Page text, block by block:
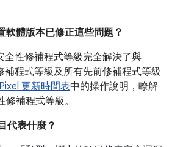
軟體版本已修正這些問題？
性修補程式等級完全解決了與
程式等級及所有先前修補程式等級
Pixel 更新時間表中的操作說明，瞭解
補程式等級。
代表什麼？